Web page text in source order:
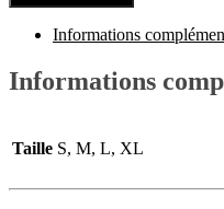
Informations
Informations
Taille S, M, L, XL